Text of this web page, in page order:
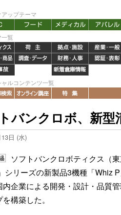
アップテーマ
覧
ャルコンテンツ一覧
バンクロボ、新型
日 (水)
ソフトバンクロボティクス（
シリーズの新製品3機種「Whiz
内企業による開発・設計・品質
構築した。